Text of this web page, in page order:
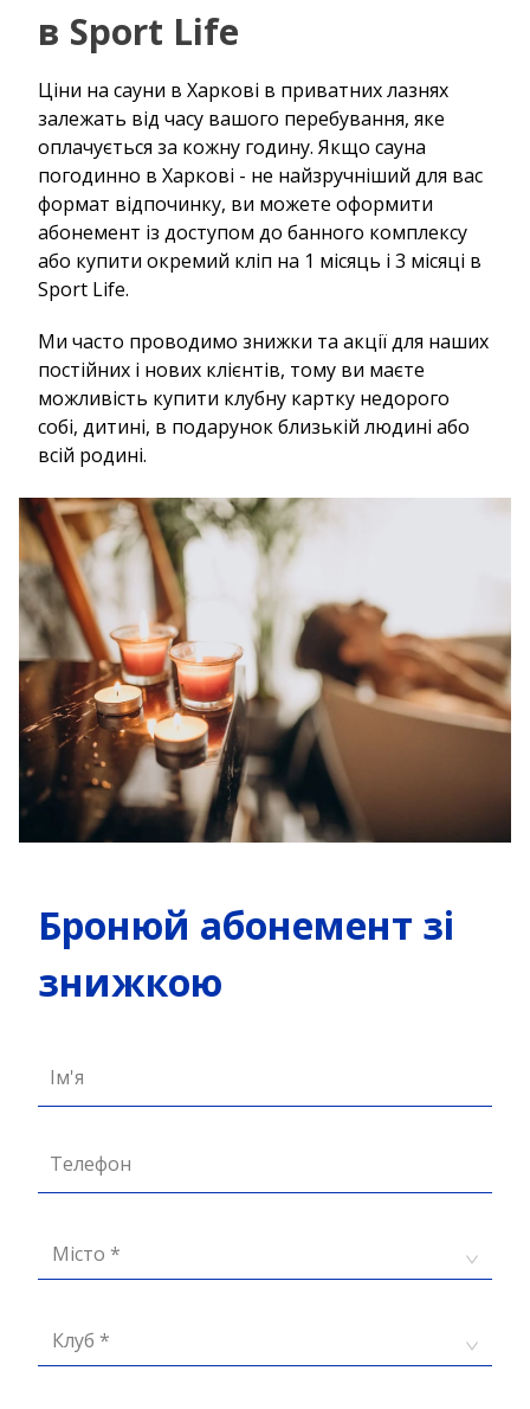
в Sport Life
Ціни на сауни в Харкові в приватних лазнях
залежать від часу вашого перебування, яке
оплачується за кожну годину. Якщо сауна
погодинно в Харкові - не найзручніший для вас
формат відпочинку, ви можете оформити
абонемент із доступом до банного комплексу
або купити окремий кліп на 1 місяць і 3 місяці в
Sport Life.
Ми часто проводимо знижки та акції для наших
постійних і нових клієнтів, тому ви маєте
можливість купити клубну картку недорого
собі, дитині, в подарунок близькій людині або
всій родині.
Бронюй абонемент зі
знижкою
Ім'я
Телефон
Місто *
Клуб *